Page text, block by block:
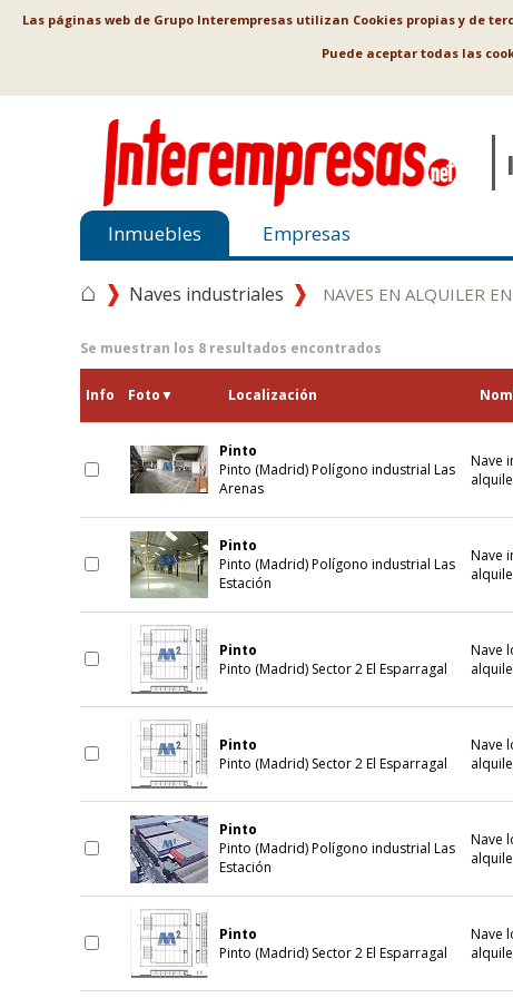
Las páginas web de Grupo Interempresas utilizan Cookies propias y de
Puede aceptar todas las
Inmuebles Empresas
⌂ Naves industriales NAVES EN ALQUILER EN
Se muestran los 8 resultados encontrados
Info Foto▼ Localización
Pinto
Pinto (Madrid) Polígono industrial Las
Arenas
Nave
Pinto
Pinto (Madrid) Polígono industrial Las
Estación
Nave
Pinto
Pinto (Madrid) Sector 2 El Esparragal
Nave
Pinto
Pinto (Madrid) Sector 2 El Esparragal
Nave
Pinto
Pinto (Madrid) Polígono industrial Las
Estación
Nave
Pinto
Pinto (Madrid) Sector 2 El Esparragal
Nave